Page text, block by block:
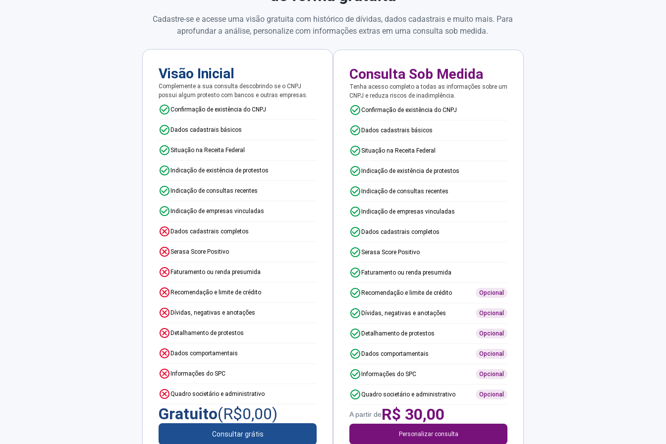
Cadastre-se e acesse uma visão gratuita com histórico de dívidas, dados cadastrais e muito mais. Para
aprofundar a análise, personalize com informações extras em uma consulta sob medida.
Visão Inicial
Complemente a sua consulta descobrindo se o CNPJ
possui algum protesto com bancos e outras empresas.
Confirmação de existência do CNPJ
Dados cadastrais básicos
Situação na Receita Federal
Indicação de existência de protestos
Indicação de consultas recentes
Indicação de empresas vinculadas
Dados cadastrais completos
Serasa Score Positivo
Faturamento ou renda presumida
Recomendação e limite de crédito
Dívidas, negativas e anotações
Detalhamento de protestos
Dados comportamentais
Informações do SPC
Quadro societário e administrativo
Gratuito(R$0,00)
Consultar grátis
Consulta Sob Medida
Tenha acesso completo a todas as informações sobre um
CNPJ e reduza riscos de inadimplência.
Confirmação de existência do CNPJ
Dados cadastrais básicos
Situação na Receita Federal
Indicação de existência de protestos
Indicação de consultas recentes
Indicação de empresas vinculadas
Dados cadastrais completos
Serasa Score Positivo
Faturamento ou renda presumida
Recomendação e limite de crédito Opcional
Dívidas, negativas e anotações Opcional
Detalhamento de protestos Opcional
Dados comportamentais Opcional
Informações do SPC Opcional
Quadro societário e administrativo Opcional
A partir deR$ 30,00
Personalizar consulta